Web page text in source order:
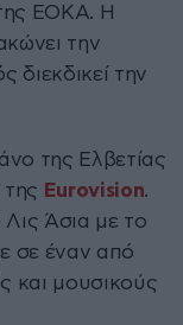
ΕΟΚΑ. Η
την
διεκδικεί την
της Ελβετίας
Eurovision.
Λις Άσια με το
σε έναν από
και μουσικούς